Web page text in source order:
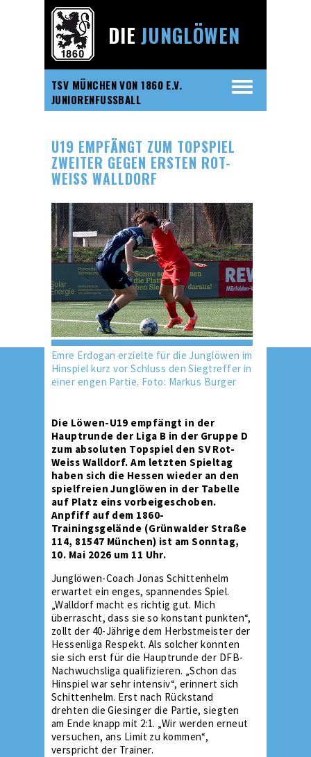
TSV MÜNCHEN VON 1860 E.V.
JUNIORENFUSSBALL
DIEJUNGLÖWEN
U19 EMPFÄNGT ZUM TOPSPIEL
ZWEITER GEGEN ERSTEN ROT-
WEISS WALLDORF
Emre Erdogan erzielte für die Junglöwen im
Hinspiel kurz vor Schluss den Siegtreffer in
einer engen Partie. Foto: Markus Burger
Die Löwen-U19 empfängt in der
Hauptrunde der Liga B in der Gruppe D
zum absoluten Topspiel den SV Rot-
Weiss Walldorf. Am letzten Spieltag
haben sich die Hessen wieder an den
spielfreien Junglöwen in der Tabelle
auf Platz eins vorbeigeschoben.
Anpfiff auf dem 1860-
Trainingsgelände (Grünwalder Straße
114, 81547 München) ist am Sonntag,
10. Mai 2026 um 11 Uhr.
Junglöwen-Coach Jonas Schittenhelm
erwartet ein enges, spannendes Spiel.
„Walldorf macht es richtig gut. Mich
überrascht, dass sie so konstant punkten“,
zollt der 40-Jährige dem Herbstmeister der
Hessenliga Respekt. Als solcher konnten
sie sich erst für die Hauptrunde der DFB-
Nachwuchsliga qualifizieren. „Schon das
Hinspiel war sehr intensiv“, erinnert sich
Schittenhelm. Erst nach Rückstand
drehten die Giesinger die Partie, siegten
am Ende knapp mit 2:1. „Wir werden erneut
versuchen, ans Limit zu kommen“,
verspricht der Trainer.